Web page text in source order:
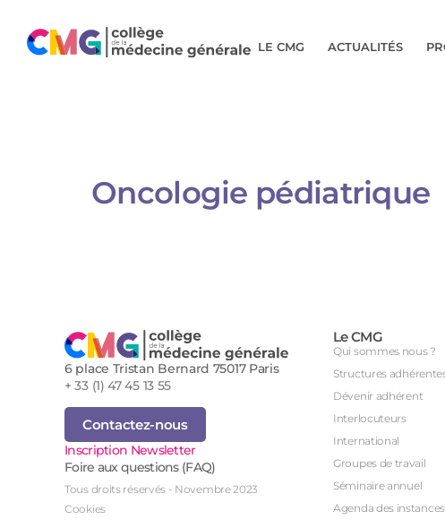
LE CMG ACTUALITÉS
Oncologie pédiatrique
6 place Tristan Bernard 75017 Paris
+ 33 (1) 47 45 13 55
Contactez-nous
Inscription Newsletter
Foire aux questions (FAQ)
Tous droits réservés - Novembre 2023
Cookies
Le CMG
Qui sommes nous ?
Structures
Dévenir adhérent
Interlocuteurs
International
Groupes de travail
Séminaire annuel
Agenda des instances